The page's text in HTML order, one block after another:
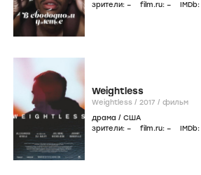
зрители: – film.ru: – IMDb:
Weightless
Weightless / 2017 / фильм
драма / США
зрители: – film.ru: – IMDb: